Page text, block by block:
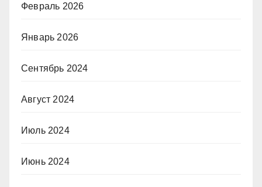
Февраль 2026
Январь 2026
Сентябрь 2024
Август 2024
Июль 2024
Июнь 2024